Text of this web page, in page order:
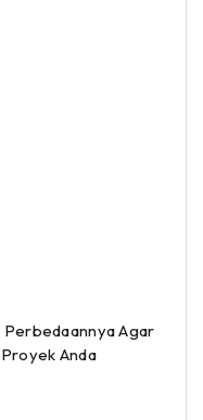
Perbedaannya Agar
Anda